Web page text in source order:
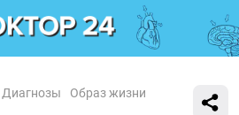
Диагнозы Образ жизни